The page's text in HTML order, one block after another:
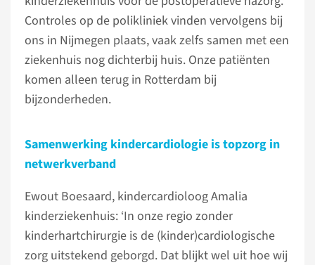
Controles op de polikliniek vinden vervolgens bij
ons in Nijmegen plaats, vaak zelfs samen met een
ziekenhuis nog dichterbij huis. Onze patiënten
komen alleen terug in Rotterdam bij
bijzonderheden.
Samenwerking kindercardiologie is topzorg in
netwerkverband
Ewout Boesaard, kindercardioloog Amalia
kinderziekenhuis: ‘In onze regio zonder
kinderhartchirurgie is de (kinder)cardiologische
zorg uitstekend geborgd. Dat blijkt wel uit hoe wij